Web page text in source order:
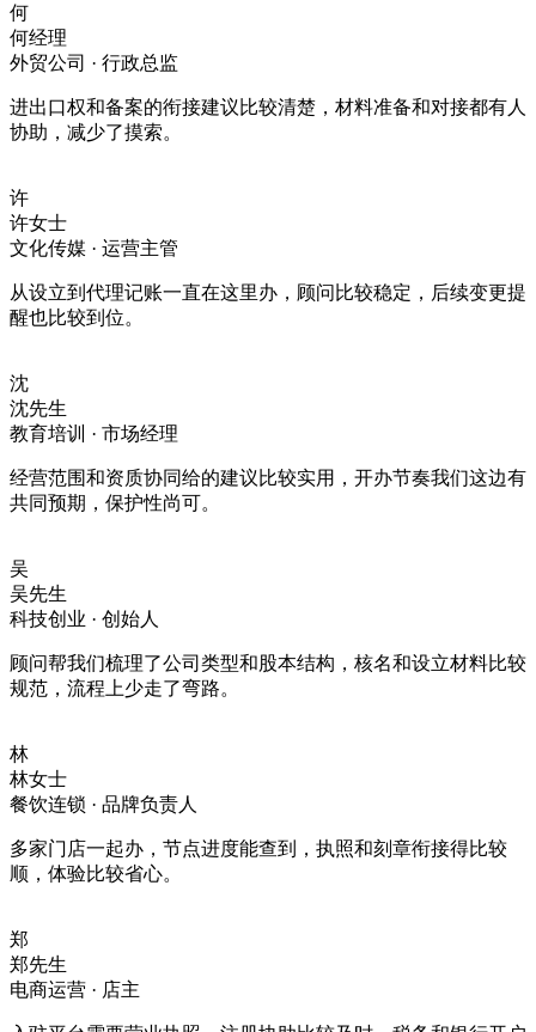
何
何经理
外贸公司 · 行政总监
进出口权和备案的衔接建议比较清楚，材料准备和对接都有人
协助，减少了摸索。
许
许女士
文化传媒 · 运营主管
从设立到代理记账一直在这里办，顾问比较稳定，后续变更提
醒也比较到位。
沈
沈先生
教育培训 · 市场经理
经营范围和资质协同给的建议比较实用，开办节奏我们这边有
共同预期，保护性尚可。
吴
吴先生
科技创业 · 创始人
顾问帮我们梳理了公司类型和股本结构，核名和设立材料比较
规范，流程上少走了弯路。
林
林女士
餐饮连锁 · 品牌负责人
多家门店一起办，节点进度能查到，执照和刻章衔接得比较
顺，体验比较省心。
郑
郑先生
电商运营 · 店主